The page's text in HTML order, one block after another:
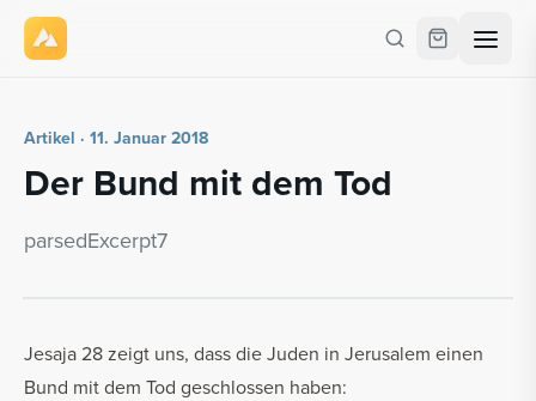
Artikel · 11. Januar 2018
Der Bund mit dem Tod
par­se­dE­x­cerpt7
Jesaja 28 zeigt uns, dass die Juden in Jerusalem einen
Bund mit dem Tod geschlossen haben: